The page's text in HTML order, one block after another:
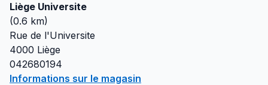
Liège Universite
(0.6 km)
Rue de l'Universite
4000 Liège
042680194
Informations sur le magasin